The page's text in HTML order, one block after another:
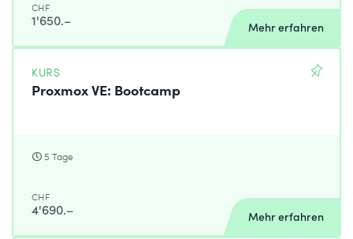
CHF
1'650.– Mehr erfahren
KURS
Proxmox VE: Bootcamp
5 Tage
CHF
4'690.– Mehr erfahren